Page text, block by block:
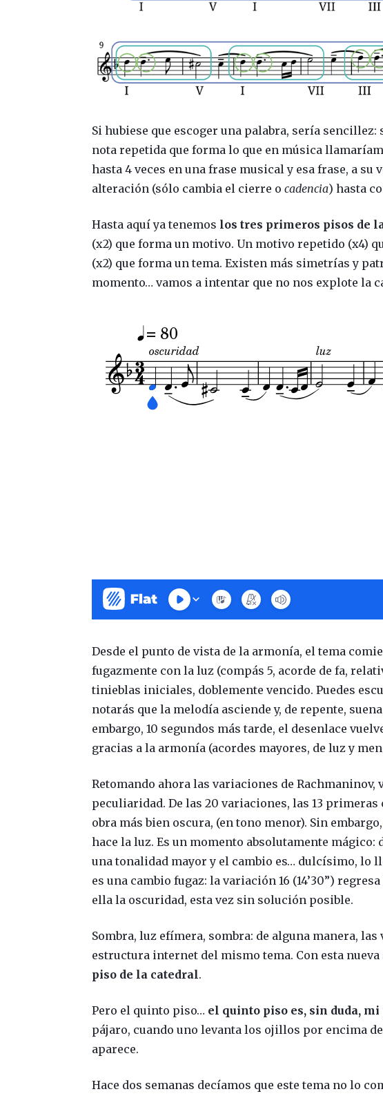
Si hubiese que escoger una palabra, sería
nota repetida que forma lo que en música
hasta 4 veces en una frase musical y esa frase, a
alteración (sólo cambia el cierre ocadencia) hasta
Hasta aquí ya tenemos los tres primeros pisos de
(x2) que forma un motivo. Un motivo repetido (x4)
(x2) que forma un tema. Existen más simetrías y
momento… vamos a intentar que no nos explote la
Desde el punto de vista de la armonía, el tema
fugazmente con la luz (compás 5, acorde de fa,
tinieblas iniciales, doblemente vencido. Puedes
notarás que la melodía asciende y, de repente,
embargo, 10 segundos más tarde, el desenlace
gracias a la armonía (acordes mayores, de luz y
Retomando ahora las variaciones de Rachmaninov,
peculiaridad. De las 20 variaciones, las 13
obra más bien oscura, (en tono menor). Sin
hace la luz. Es un momento absolutamente mágico:
una tonalidad mayor y el cambio es… dulcísimo, lo
es una cambio fugaz: la variación 16 (14’30”)
ella la oscuridad, esta vez sin solución posible.
Sombra, luz efímera, sombra: de alguna manera,
estructura internet del mismo tema. Con esta
piso de la catedral.
Pero el quinto piso… el quinto piso es, sin duda,
pájaro, cuando uno levanta los ojillos por encima
aparece.
Hace dos semanas decíamos que este tema no lo